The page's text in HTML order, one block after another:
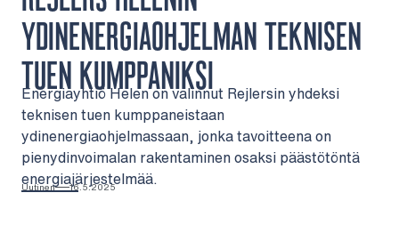
YDINENERGIAOHJELMAN TEKNISEN
TUEN KUMPPANIKSI
Energiayhtiö Helen on valinnut Rejlersin yhdeksi
teknisen tuen kumppaneistaan
ydinenergiaohjelmassaan, jonka tavoitteena on
pienydinvoimalan rakentaminen osaksi päästötöntä
energiajärjestelmää.
Uutinen 16.5.2025